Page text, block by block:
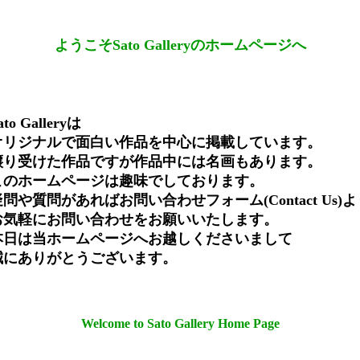
ようこそSato Galleryのホームページへ
Galleryは
リジナルで面白い作品を中心に掲載しています。
り受けた作品ですが作品中には名画もあります。
のホームページは趣味でしております。
問や質問があればお問い合わせフォーム(Contact Us)よ
気軽にお問い合わせをお願いいたします。
日は当ホームページへお越しくださいまして
ありがとうございます。
Welcome to Sato Gallery Home Page